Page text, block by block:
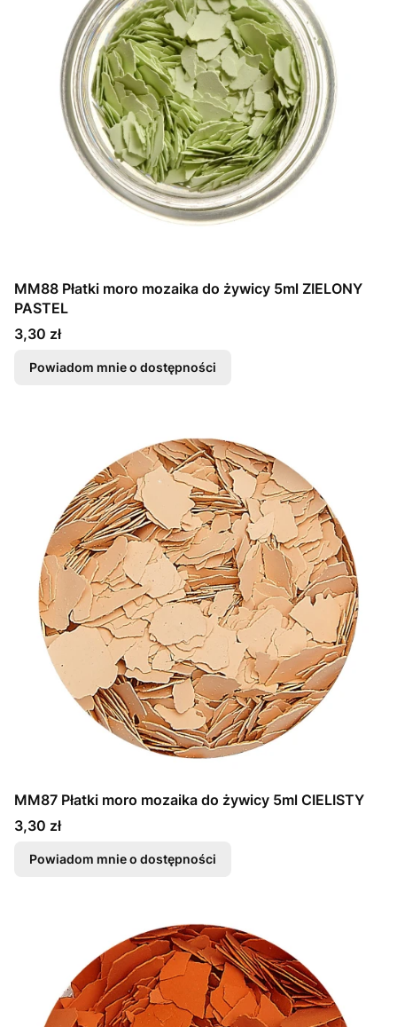
MM88 Płatki moro mozaika do żywicy 5ml ZIELONY
PASTEL
Cena
3,30 zł
Powiadom mnie o dostępności
MM87 Płatki moro mozaika do żywicy 5ml CIELISTY
Cena
3,30 zł
Powiadom mnie o dostępności